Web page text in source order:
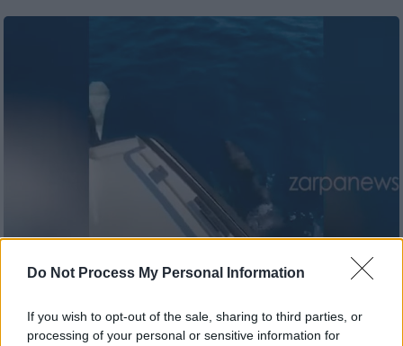
Do Not Process My Personal Information
If you wish to opt-out of the sale, sharing to third parties, or
processing of your personal or sensitive information for
Προσθέστε το ΕΘΝΟΣ στη Google